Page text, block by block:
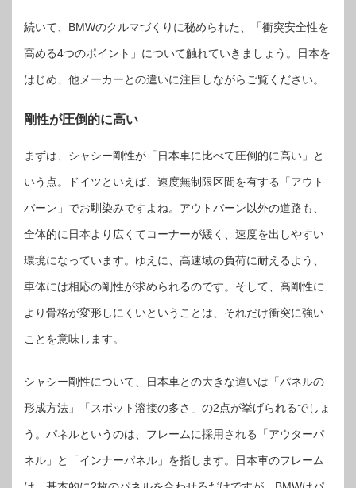
続いて、BMWのクルマづくりに秘められた、「衝突安全性を
高める4つのポイント」について触れていきましょう。日本を
はじめ、他メーカーとの違いに注目しながらご覧ください。
剛性が圧倒的に高い
まずは、シャシー剛性が「日本車に比べて圧倒的に高い」と
いう点。ドイツといえば、速度無制限区間を有する「アウト
バーン」でお馴染みですよね。アウトバーン以外の道路も、
全体的に日本より広くてコーナーが緩く、速度を出しやすい
環境になっています。ゆえに、高速域の負荷に耐えるよう、
車体には相応の剛性が求められるのです。そして、高剛性に
より骨格が変形しにくいということは、それだけ衝突に強い
ことを意味します。
シャシー剛性について、日本車との大きな違いは「パネルの
形成方法」「スポット溶接の多さ」の2点が挙げられるでしょ
う。パネルというのは、フレームに採用される「アウターパ
ネル」と「インナーパネル」を指します。日本車のフレーム